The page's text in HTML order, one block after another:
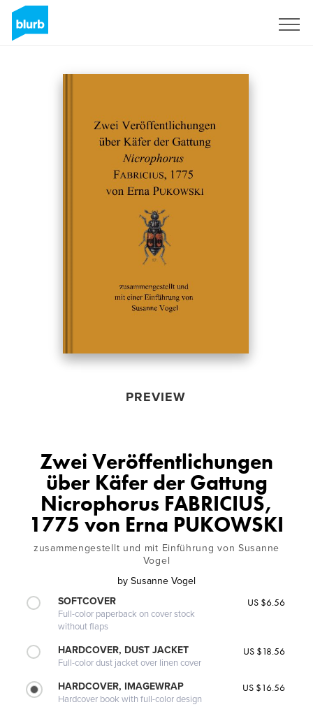
PREVIEW
Zwei Veröffentlichungen
über Käfer der Gattung
Nicrophorus FABRICIUS,
1775 von Erna PUKOWSKI
zusammengestellt und mit Einführung von Susanne
Vogel
by Susanne Vogel
SOFTCOVER
Full-color paperback on cover stock
without flaps
US $6.56
HARDCOVER, DUST JACKET
Full-color dust jacket over linen cover
US $18.56
HARDCOVER, IMAGEWRAP
Hardcover book with full-color design
US $16.56